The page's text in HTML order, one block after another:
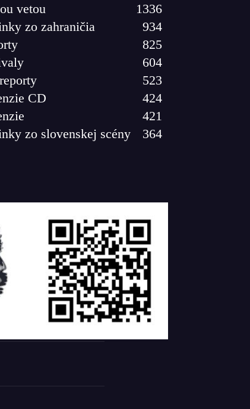
vetou
1336
zo zahraničia
934
825
604
523
CD
424
421
zo slovenskej scény
364